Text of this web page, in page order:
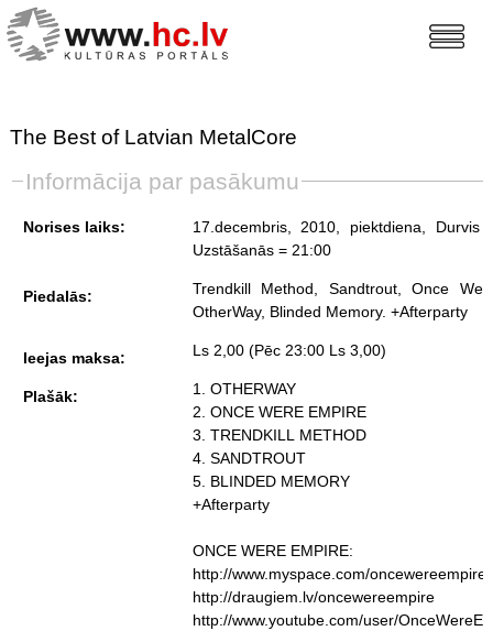
The Best of Latvian MetalCore
Informācija par pasākumu
Norises laiks: 17.decembris, 2010, piektdiena , Durvis
Uzstāšanās = 21:00
Piedalās:
Trendkill Method, Sandtrout, Once
OtherWay, Blinded Memory. +Afterparty
Ieejas maksa: Ls 2,00 (Pēc 23:00 Ls 3,00)
Plašāk:
1. OTHERWAY
2. ONCE WERE EMPIRE
3. TRENDKILL METHOD
4. SANDTROUT
5. BLINDED MEMORY
+Afterparty
ONCE WERE EMPIRE:
http://www.myspace.com/oncewereempire
http://draugiem.lv/oncewereempire
http://www.youtube.com/user/